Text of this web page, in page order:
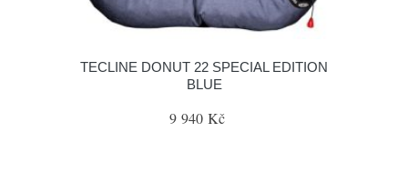
TECLINE DONUT 22 SPECIAL EDITION
BLUE
9 940 Kč